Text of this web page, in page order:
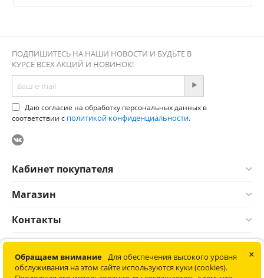
ПОДПИШИТЕСЬ НА НАШИ НОВОСТИ И БУДЬТЕ В
КУРСЕ ВСЕХ АКЦИЙ И НОВИНОК!
Даю согласие на обработку персональных данных в
соответствии с политикой конфиденциальности.
Кабинет покупателя
Магазин
Контакты
© 2012-2026 Соната. Все права защищены. Информация сайта
защищена законом об авторских правах. Не является
публичной офертой.
×
Обращаем внимание Для обеспечения высокого уровня
обслуживания на этом сайте используются куки (cookies).